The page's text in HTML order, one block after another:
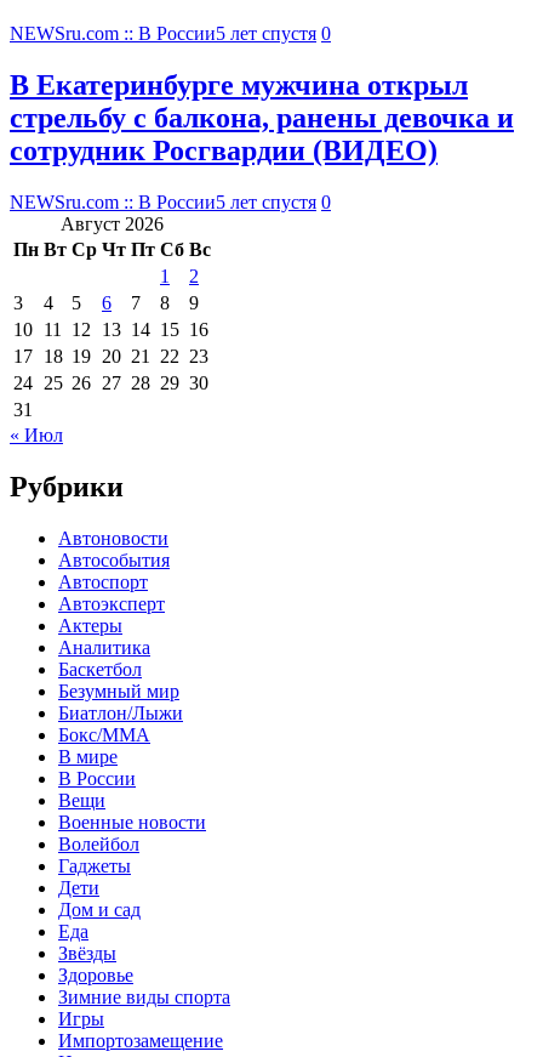
NEWSru.com :: В России5 лет спустя 0
В Екатеринбурге мужчина открыл
стрельбу с балкона, ранены девочка и
сотрудник Росгвардии (ВИДЕО)
NEWSru.com :: В России5 лет спустя 0
Август 2026
Пн Вт Ср Чт Пт Сб Вс
1
2
3
4 5 6 7 8
9
10 11 12 13 14 15 16
17 18 19 20 21 22 23
24 25 26 27 28 29 30
31
« Июл
Рубрики
Автоновости
Автособытия
Автоспорт
Автоэксперт
Актеры
Аналитика
Баскетбол
Безумный мир
Биатлон/Лыжи
Бокс/MMA
В мире
В России
Вещи
Военные новости
Волейбол
Гаджеты
Дети
Дом и сад
Еда
Звёзды
Здоровье
Зимние виды спорта
Игры
Импортозамещение